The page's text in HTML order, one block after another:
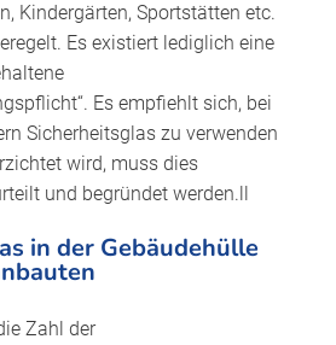
Kindergärten, Sportstätten etc.
Es existiert lediglich eine
Es empfiehlt sich, bei
Sicherheitsglas zu verwenden
wird, muss dies
und begründet werden.ll
in der Gebäudehülle
Zahl der